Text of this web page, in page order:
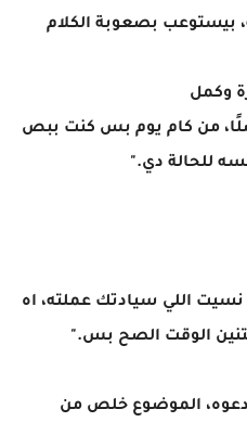
بصعوبة الكلام
وكمل
من كام يوم بس كنت ببص
للحالة دي."
اللي سيادتك عملته، اه
الوقت الصح بس."
الموضوع خلص من